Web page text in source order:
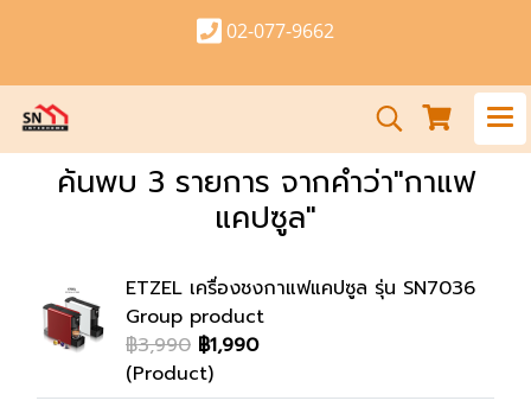
02-077-9662
ค้นพบ 3 รายการ จากคำว่า"กาแฟ
แคปซูล"
ETZEL เครื่องชงกาแฟแคปซูล รุ่น SN7036
Group product
฿3,990 ฿1,990
(Product)